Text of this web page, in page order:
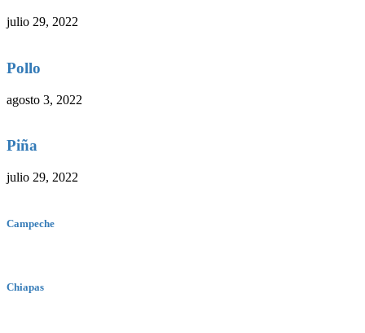
julio 29, 2022
Pollo
agosto 3, 2022
Piña
julio 29, 2022
Campeche
Chiapas